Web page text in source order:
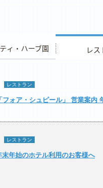
レストラン
フォア・シュピール」 営業案内
レストラン
年始のホテル利用のお客様へ